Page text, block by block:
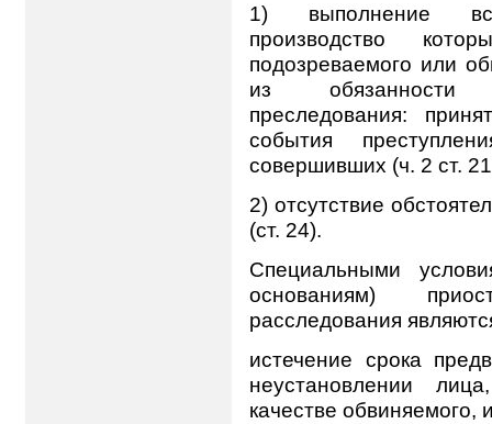
1) выполнение
производство
подозреваемого или
из обязанности
преследования:
события
совершивших (ч. 2 ст.
2) отсутствие
(ст. 24).
Специальными
основаниям)
расследования
истечение срока
неустановлении
качестве обвиняемого,